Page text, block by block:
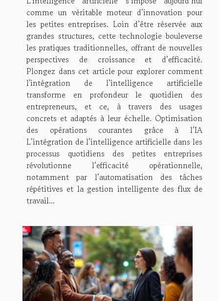
comme un véritable moteur d’innovation pour
les petites entreprises. Loin d’être réservée aux
grandes structures, cette technologie bouleverse
les pratiques traditionnelles, offrant de nouvelles
perspectives de croissance et d’efficacité.
Plongez dans cet article pour explorer comment
l'intégration de l’intelligence artificielle
transforme en profondeur le quotidien des
entrepreneurs, et ce, à travers des usages
concrets et adaptés à leur échelle. Optimisation
des opérations courantes grâce à l’IA
L’intégration de l’intelligence artificielle dans les
processus quotidiens des petites entreprises
révolutionne l’efficacité opérationnelle,
notamment par l’automatisation des tâches
répétitives et la gestion intelligente des flux de
travail...